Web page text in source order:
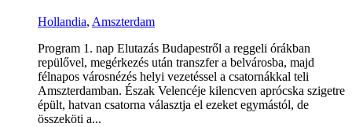
Hollandia, Amszterdam
Program 1. nap Elutazás Budapestről a reggeli órákban
repülővel, megérkezés után transzfer a belvárosba, majd
félnapos városnézés helyi vezetéssel a csatornákkal teli
Amszterdamban. Észak Velencéje kilencven aprócska szigetre
épült, hatvan csatorna választja el ezeket egymástól, de
összeköti a...